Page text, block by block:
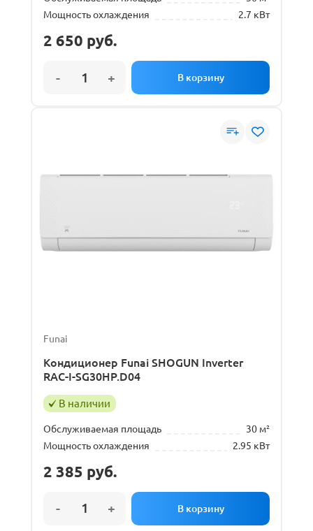
Мощность охлаждения
2.7 кВт
2 650 руб.
Funai
Кондиционер Funai SHOGUN Inverter
RAC-I-SG30HP.D04
В наличии
Обслуживаемая площадь
30 м²
Мощность охлаждения
2.95 кВт
2 385 руб.